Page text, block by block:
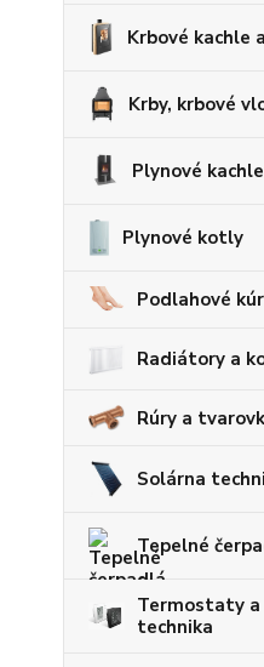
Krbové kachle
Krby, krbové
Plynové
Plynové kotly
Podlahové
Radiátory a
Rúry a
Solárna
Tepelné
Termostaty a
technika